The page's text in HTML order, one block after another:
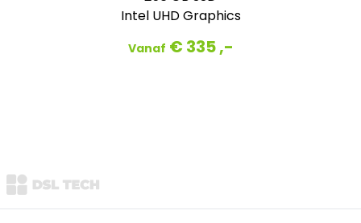
Intel UHD Graphics
Vanaf € 335 ,-